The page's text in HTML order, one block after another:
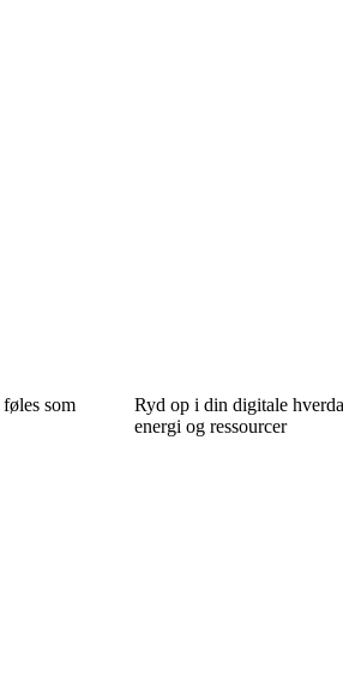
som
Ryd op i din digitale
energi og ressourcer